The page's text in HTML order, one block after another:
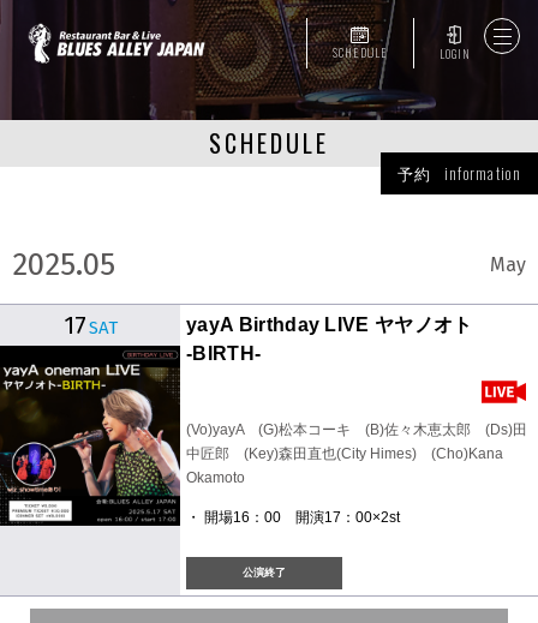
SCHEDULE LOGIN
SCHEDULE
予約 information
2025.05 May
17SAT
yayA Birthday LIVE ヤヤノオト
-BIRTH-
(Vo)yayA (G)松本コーキ (B)佐々木恵太郎 (Ds)田
中匠郎 (Key)森田直也(City Himes) (Cho)Kana
Okamoto
・ 開場16：00 開演17：00×2st
公演終了